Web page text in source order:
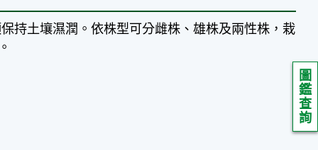
圖
鑑
查
詢
持土壤濕潤。依株型可分雌株、雄株及兩性株，栽